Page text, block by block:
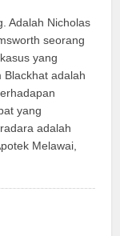
Adalah Nicholas
seorang
yang
Blackhat adalah
yang
adalah
Melawai,